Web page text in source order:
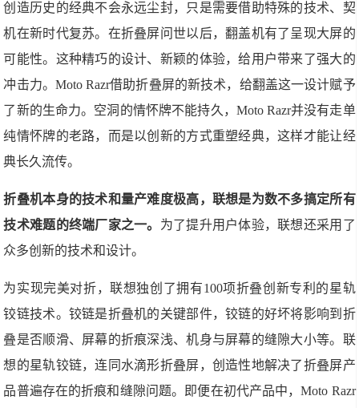
创造历史的经典不会永远尘封，只是需要借助特殊的技术、契
机在新时代复苏。在折叠屏问世以后，翻盖机有了呈现大屏的
可能性。这种精巧的设计、新颖的体验，给用户带来了强大的
冲击力。Moto Razr借助折叠屏的新技术，给翻盖这一设计赋予
了新的生命力。空洞的情怀牌不能持久，Moto Razr并没有走单
纯情怀牌的老路，而是以创新的方式重塑经典，这样才能让经
典长久流传。
折叠机本身的技术和量产难度极高，联想是为数不多搞定所有
技术难题的终端厂家之一。 为了提升用户体验，联想还采用了
众多创新的技术和设计。
为实现完美对折，联想独创了拥有100项折叠创新专利的星轨
铰链技术。铰链是折叠机的关键部件，铰链的好坏将影响到折
叠是否顺滑、屏幕的折痕深浅、机身与屏幕的缝隙大小等。联
想的星轨铰链，连同水滴形折叠屏，创造性地解决了折叠屏产
品普遍存在的折痕和缝隙问题。即便在初代产品中，Moto Razr